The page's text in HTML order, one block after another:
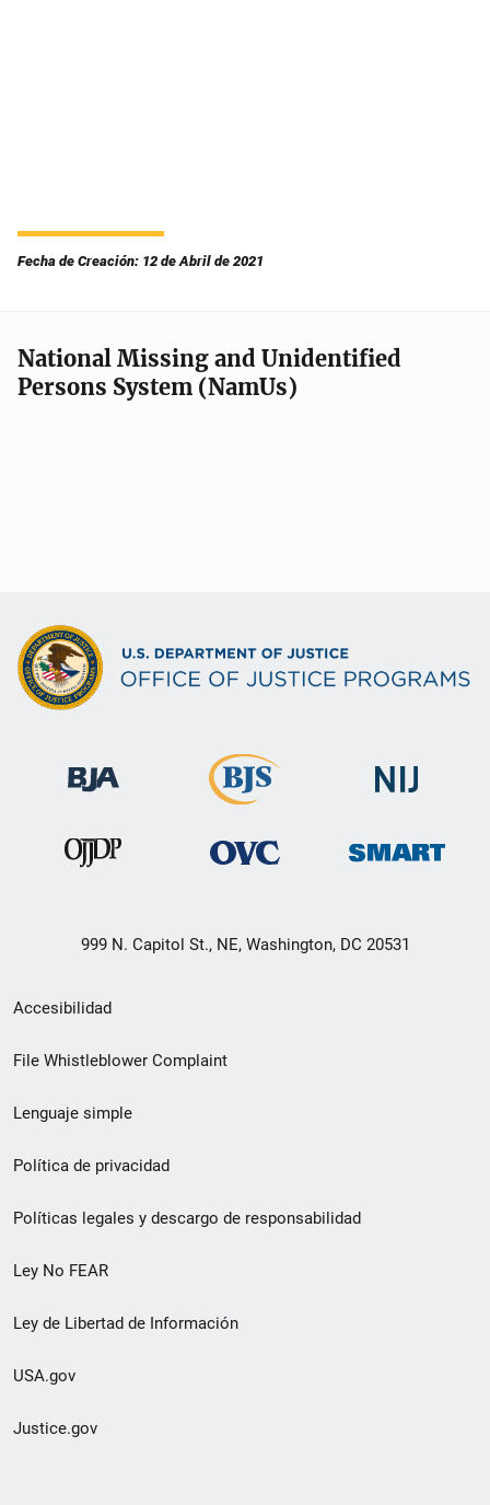
Fecha de Creación: 12 de Abril de 2021
National Missing and Unidentified
Persons System (NamUs)
999 N. Capitol St., NE, Washington, DC 20531
Menú
de
de
pie
de
página
Accesibilidad
File Whistleblower Complaint
Lenguaje simple
Política de privacidad
Políticas legales y descargo de responsabilidad
Ley No FEAR
Ley de Libertad de Información
USA.gov
Justice.gov